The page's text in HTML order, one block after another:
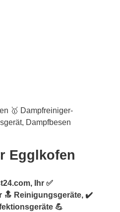
Egglkofen
Ihr ✅
🔝 Reinigungsgeräte, ✔️
💪